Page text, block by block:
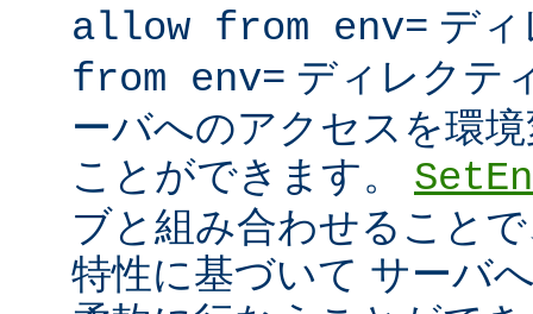
allow from env= デ
from env= ディレクテ
ーバへのアクセスを環
ことができます。
ブと組み合わせること
特性に基づいて サーバ